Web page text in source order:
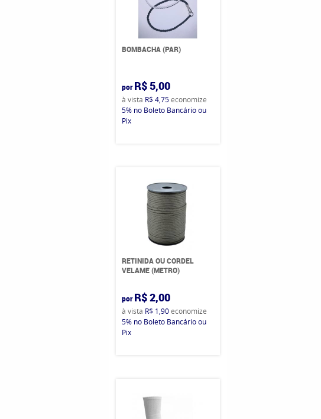
BOMBACHA (PAR)
por R$ 5,00
à vista R$ 4,75economize
5% no Boleto Bancário ou
Pix
RETINIDA OU CORDEL
VELAME (METRO)
por R$ 2,00
à vista R$ 1,90economize
5% no Boleto Bancário ou
Pix